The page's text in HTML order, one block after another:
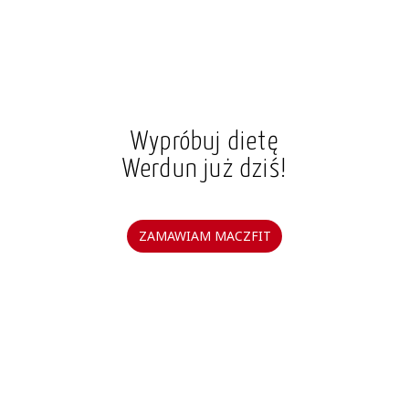
Wypróbuj dietę
Werdun już dziś!
ZAMAWIAM MACZFIT